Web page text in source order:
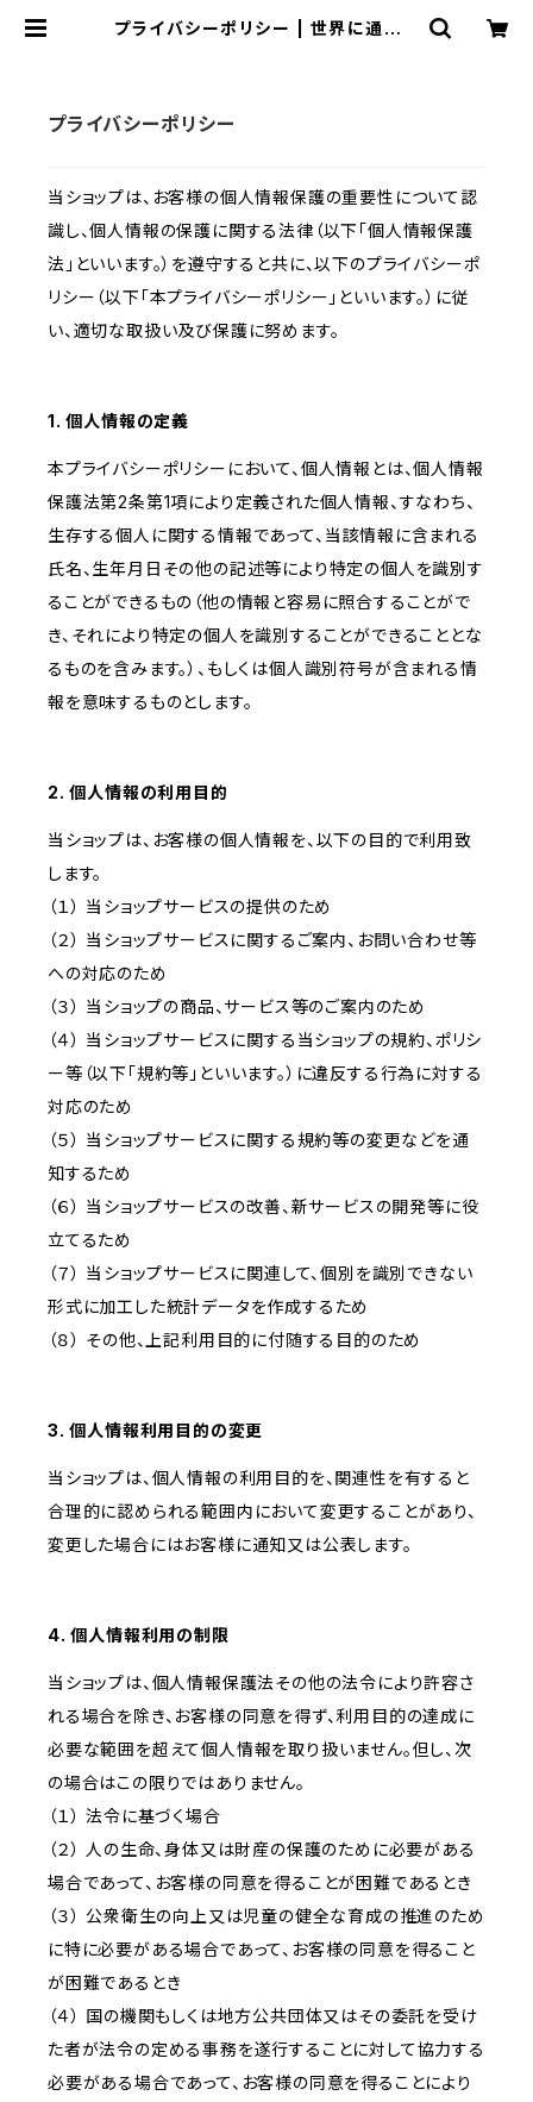
プライバシーポリシー | 世界に通じる
プライバシーポリシー
当ショップは、お客様の個人情報保護の重要性について認
識し、個人情報の保護に関する法律（以下「個人情報保護
法」といいます。）を遵守すると共に、以下のプライバシーポ
リシー（以下「本プライバシーポリシー」といいます。）に従
い、適切な取扱い及び保護に努めます。
1. 個人情報の定義
本プライバシーポリシーにおいて、個人情報とは、個人情報
保護法第2条第1項により定義された個人情報、すなわち、
生存する個人に関する情報であって、当該情報に含まれる
氏名、生年月日その他の記述等により特定の個人を識別す
ることができるもの（他の情報と容易に照合することがで
き、それにより特定の個人を識別することができることとな
るものを含みます。）、もしくは個人識別符号が含まれる情
報を意味するものとします。
2. 個人情報の利用目的
当ショップは、お客様の個人情報を、以下の目的で利用致
します。
（１） 当ショップサービスの提供のため
（２） 当ショップサービスに関するご案内、お問い合わせ等
への対応のため
（３） 当ショップの商品、サービス等のご案内のため
（４） 当ショップサービスに関する当ショップの規約、ポリシ
ー等（以下「規約等」といいます。）に違反する行為に対する
対応のため
（５） 当ショップサービスに関する規約等の変更などを通
知するため
（６） 当ショップサービスの改善、新サービスの開発等に役
立てるため
（７） 当ショップサービスに関連して、個別を識別できない
形式に加工した統計データを作成するため
（８） その他、上記利用目的に付随する目的のため
3. 個人情報利用目的の変更
当ショップは、個人情報の利用目的を、関連性を有すると
合理的に認められる範囲内において変更することがあり、
変更した場合にはお客様に通知又は公表します。
4. 個人情報利用の制限
当ショップは、個人情報保護法その他の法令により許容さ
れる場合を除き、お客様の同意を得ず、利用目的の達成に
必要な範囲を超えて個人情報を取り扱いません。但し、次
の場合はこの限りではありません。
（１） 法令に基づく場合
（２） 人の生命、身体又は財産の保護のために必要がある
場合であって、お客様の同意を得ることが困難であるとき
（３） 公衆衛生の向上又は児童の健全な育成の推進のため
に特に必要がある場合であって、お客様の同意を得ること
が困難であるとき
（４） 国の機関もしくは地方公共団体又はその委託を受け
た者が法令の定める事務を遂行することに対して協力する
必要がある場合であって、お客様の同意を得ることにより